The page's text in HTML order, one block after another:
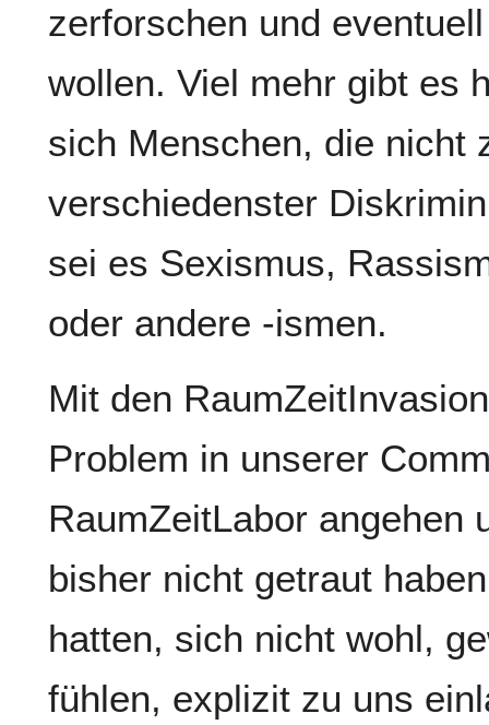
zerforschen und
wollen. Viel mehr gibt es
sich Menschen, die nicht
verschiedenster
sei es Sexismus,
oder andere -ismen.
Mit den
Problem in unserer
RaumZeitLabor angehen
bisher nicht getraut
hatten, sich nicht wohl,
fühlen, explizit zu uns